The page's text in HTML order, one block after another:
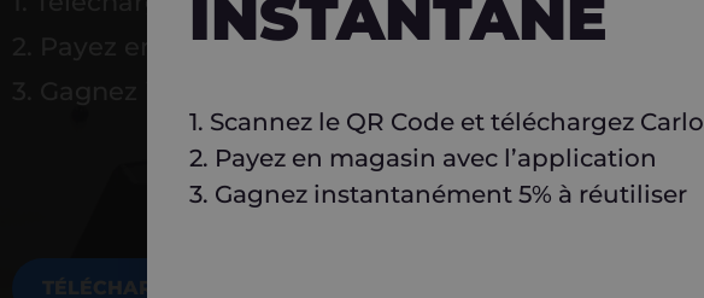
2. Payez en magasin avec l’application
TÉLÉCHARGEZ MAINTENANT
INSTANTANÉ
1. Scannez le QR Code et téléchargez Carlo
2. Payez en magasin avec l’application
3. Gagnez instantanément 5% à réutiliser